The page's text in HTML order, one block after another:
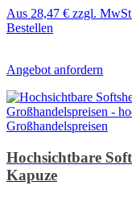
Aus 28,47 € zzgl.
Bestellen
Angebot anfordern
Hochsichtbare
Kapuze